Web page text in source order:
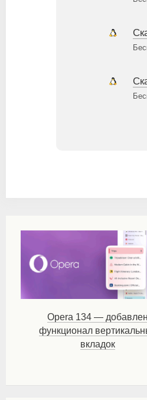
Opera 134 — добавлен
функционал
вкладок